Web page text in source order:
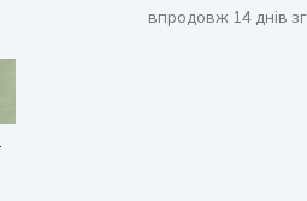
впродовж 14 днів